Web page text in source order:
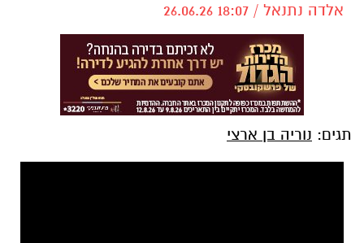
אלדה נתנאל / 18:07 26.06.26
תגים: נוריה בן ארצי